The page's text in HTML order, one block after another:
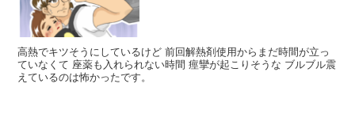
高熱でキツそうにしているけど 前回解熱剤使用からまだ時間が立っ
ていなくて 座薬も入れられない時間 痙攣が起こりそうな ブルブル震
えているのは怖かったです。